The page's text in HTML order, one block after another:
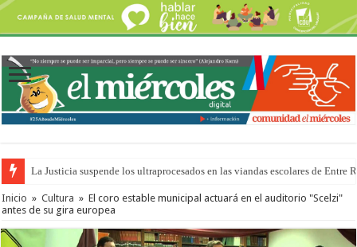
La Justicia suspende los ultraprocesados en las viandas escolares de Entre
Inicio » Cultura » El coro estable municipal actuará en el auditorio "Scelzi"
antes de su gira europea